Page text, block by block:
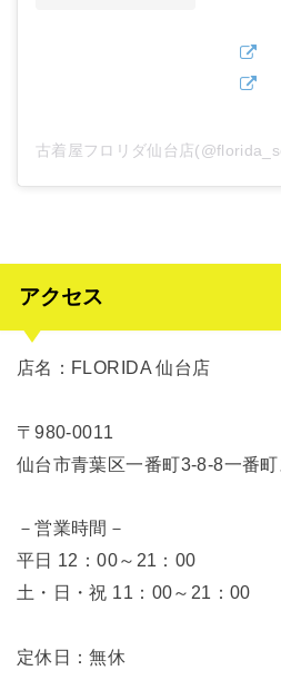
アクセス
店名：FLORIDA 仙台店
〒980-0011
仙台市青葉区一番町3-8-8一番
－営業時間－
平日 12 ：00～ 21 ： 00
土・日・祝 11 ： 00～ 21 ：00
定休日：無休